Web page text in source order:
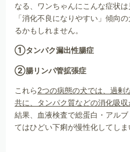
なる、ワンちゃんにこんな症状
「消化不良になりやすい」傾向
るかもしれません。
①タンパク漏出性腸症
②腸リンパ管拡張症
これら2つの病態の犬では、過剰
共に、タンパク質などの消化吸
結果、血液検査で総蛋白・アル
てはひどい下痢が慢性化してしま